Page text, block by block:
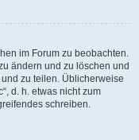
im Forum zu beobachten.
ändern und zu löschen und
zu teilen. Üblicherweise
d. h. etwas nicht zum
schreiben.